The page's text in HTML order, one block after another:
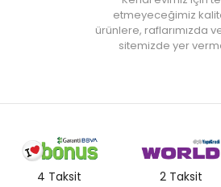
olarak renk ve doku farklılıkları
etmeyeceğimiz
ürünlere, raflarımızda
sitemizde yer
4 Taksit 2 Taksit